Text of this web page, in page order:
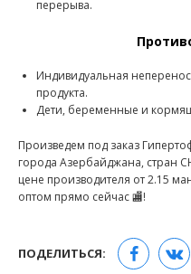
перерыва.
Индивидуальная
продукта.
Дети, беременные и
Произведем под заказ
города Азербайджана, стран
цене производителя от 2.15
оптом прямо сейчас 🏬!
ПОДЕЛИТЬСЯ: